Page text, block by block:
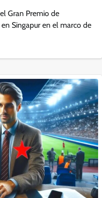
Gran Premio de
en Singapur en el marco de